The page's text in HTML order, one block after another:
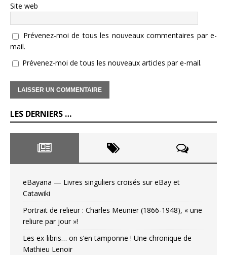
Site web
Prévenez-moi de tous les nouveaux commentaires par e-
mail.
Prévenez-moi de tous les nouveaux articles par e-mail.
LES DERNIERS …
eBayana — Livres singuliers croisés sur eBay et
Catawiki
Portrait de relieur : Charles Meunier (1866-1948), « une
reliure par jour »!
Les ex-libris… on s’en tamponne ! Une chronique de
Mathieu Lenoir